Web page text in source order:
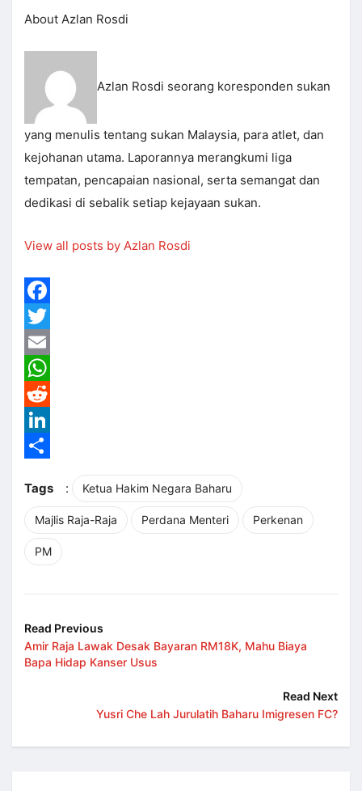
About Azlan Rosdi
Azlan Rosdi seorang koresponden sukan
yang menulis tentang sukan Malaysia, para atlet, dan
kejohanan utama. Laporannya merangkumi liga
tempatan, pencapaian nasional, serta semangat dan
dedikasi di sebalik setiap kejayaan sukan.
View all posts by Azlan Rosdi
Facebook
Twitter
Email
WhatsApp
Reddit
LinkedIn
Tags
: Ketua Hakim Negara Baharu
Majlis Raja-Raja Perdana Menteri Perkenan
PM
Read Previous
Amir Raja Lawak Desak Bayaran RM18K, Mahu Biaya
Bapa Hidap Kanser Usus
Read Next
Yusri Che Lah Jurulatih Baharu Imigresen FC?